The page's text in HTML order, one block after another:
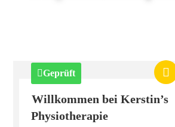
Geprüft
Willkommen bei Kerstin’s
Physiotherapie